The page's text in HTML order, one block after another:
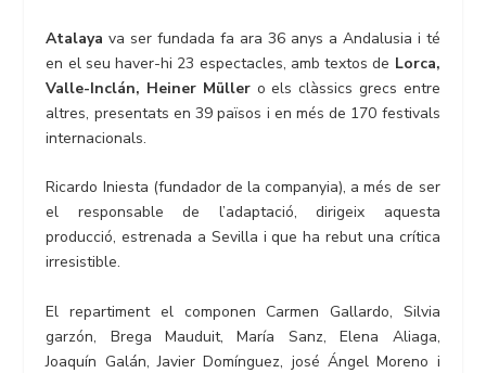
Atalaya va ser fundada fa ara 36 anys a Andalusia i té
en el seu haver-hi 23 espectacles, amb textos de Lorca,
Valle-Inclán, Heiner Müllero els clàssics grecs entre
altres, presentats en 39 països i en més de 170 festivals
internacionals.
Ricardo Iniesta (fundador de la companyia), a més de ser
el responsable de l’adaptació, dirigeix aquesta
producció, estrenada a Sevilla i que ha rebut una crítica
irresistible.
El repartiment el componen Carmen Gallardo, Silvia
garzón, Brega Mauduit, María Sanz, Elena Aliaga,
Joaquín Galán, Javier Domínguez, josé Ángel Moreno i